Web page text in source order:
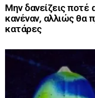
Μην δανείζεις
κανέναν, αλλιώς θα
κατάρες